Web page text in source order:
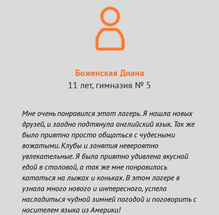
Боженская Диана
11 лет, гимназия № 5
Мне очень понравился этот лагерь. Я нашла новых
друзей, и заодно подтянула английский язык. Так же
было приятно просто общаться с чудесными
вожатыми. Клубы и занятия невероятно
увлекательные. Я была приятно удивлена вкусной
едой в столовой, а так же мне понравилось
кататься на лыжах и коньках. В этом лагере я
узнала много нового и интересного, успела
насладиться чудной зимней погодой и поговорить с
носителем языка из Америки!